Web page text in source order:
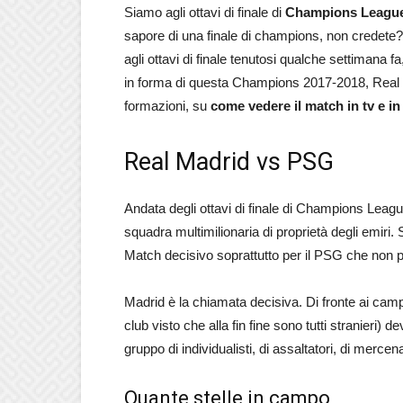
Siamo agli ottavi di finale di Champions
sapore di una finale di champions, non
agli ottavi di finale tenutosi qualche settimana
in forma di questa Champions 2017-2018,
formazioni, su come vedere il match in tv e
Real Madrid vs PSG
Andata degli ottavi di finale di Champions
squadra multimilionaria di proprietà degli emiri.
Match decisivo soprattutto per il PSG che non
Madrid è la chiamata decisiva. Di fronte ai
club visto che alla fin fine sono tutti stranieri)
gruppo di individualisti, di assaltatori, di
Quante stelle in campo